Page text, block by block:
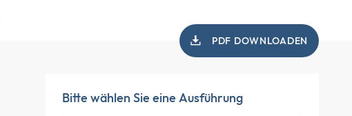
PDF DOWNLOADEN
Bitte wählen Sie eine Ausführung